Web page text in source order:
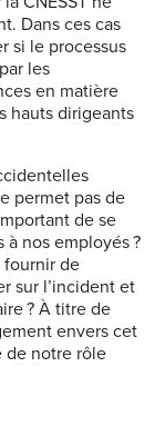
Dans ces cas
si le processus
les
en matière
hauts dirigeants
permet pas de
de se
nos employés ?
fournir de
sur l’incident et
? À titre de
envers cet
de notre rôle